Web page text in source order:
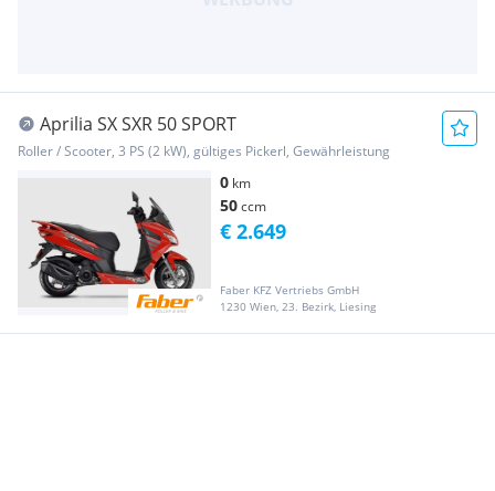
Aprilia SX SXR 50 SPORT
Roller / Scooter, 3 PS (2 kW), gültiges Pickerl, Gewährleistung
0 km
50ccm
Faber KFZ Vertriebs GmbH
1230 Wien, 23. Bezirk, Liesing
€ 2.649